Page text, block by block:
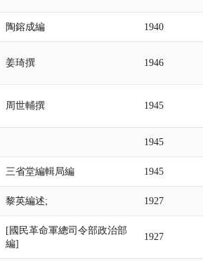
陶鎔成編 1940
姜琦撰 1946
周世輔撰 1945
1945
三省堂編輯局編 1945
黎英編述; 1927
[國民革命軍總司令部政治部
編]
1927